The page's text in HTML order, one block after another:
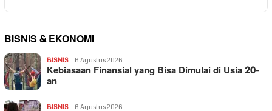
BISNIS & EKONOMI
BISNIS 6 Agustus 2026
Kebiasaan Finansial yang Bisa Dimulai di Usia 20-
an
BISNIS 6 Agustus 2026